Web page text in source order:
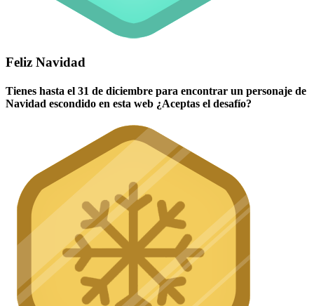
Feliz Navidad
Tienes hasta el 31 de diciembre para encontrar un personaje de
Navidad escondido en esta web ¿Aceptas el desafío?